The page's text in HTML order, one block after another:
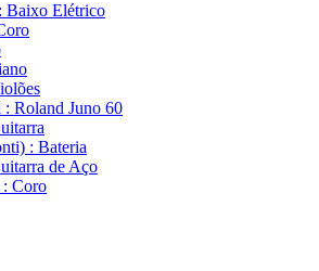
Baixo Elétrico
Roland Juno 60
: Bateria
de Aço
: Coro